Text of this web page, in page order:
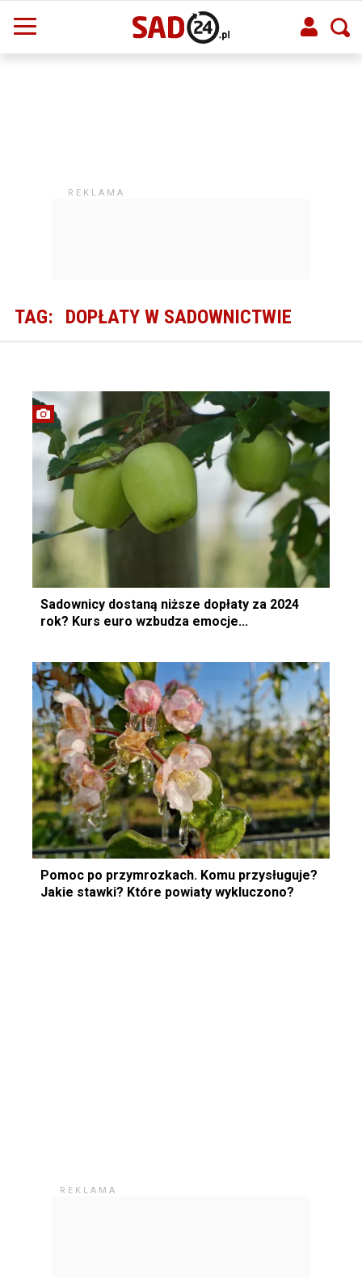
TAG: DOPŁATY W SADOWNICTWIE
Sadownicy dostaną niższe dopłaty za 2024
rok? Kurs euro wzbudza emocje...
Pomoc po przymrozkach. Komu przysługuje?
Jakie stawki? Które powiaty wykluczono?